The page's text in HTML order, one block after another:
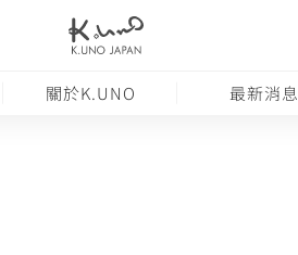
關於K.UNO 最新消息